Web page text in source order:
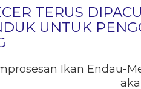
TERUS
UNTUK
Ikan Endau-